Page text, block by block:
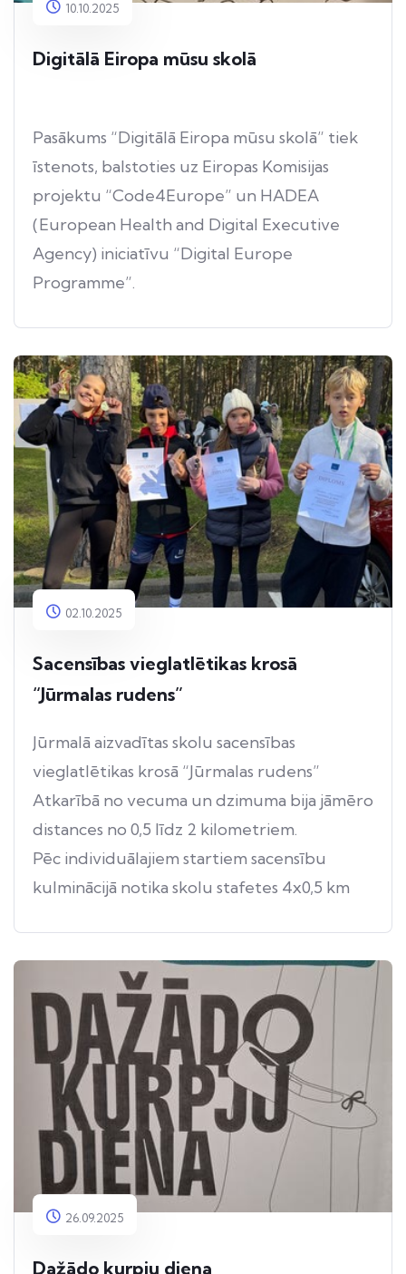
10.10.2025
Digitālā Eiropa mūsu skolā
Pasākums “Digitālā Eiropa mūsu skolā” tiek
īstenots, balstoties uz Eiropas Komisijas
projektu “Code4Europe” un HADEA
(European Health and Digital Executive
Agency) iniciatīvu “Digital Europe
Programme”.
02.10.2025
Sacensības vieglatlētikas krosā
“Jūrmalas rudens”
Jūrmalā aizvadītas skolu sacensības
vieglatlētikas krosā “Jūrmalas rudens”
Atkarībā no vecuma un dzimuma bija jāmēro
distances no 0,5 līdz 2 kilometriem.
Pēc individuālajiem startiem sacensību
kulminācijā notika skolu stafetes 4x0,5 km
Stafešu rezultāti:
• “C” grupa:
1. vieta – Jūrmalas Aspazijas pamatskola
• “B” grupa:
3. vieta – Jūrmalas Aspazijas pamatskola
26.09.2025
Dažādo kurpju diena